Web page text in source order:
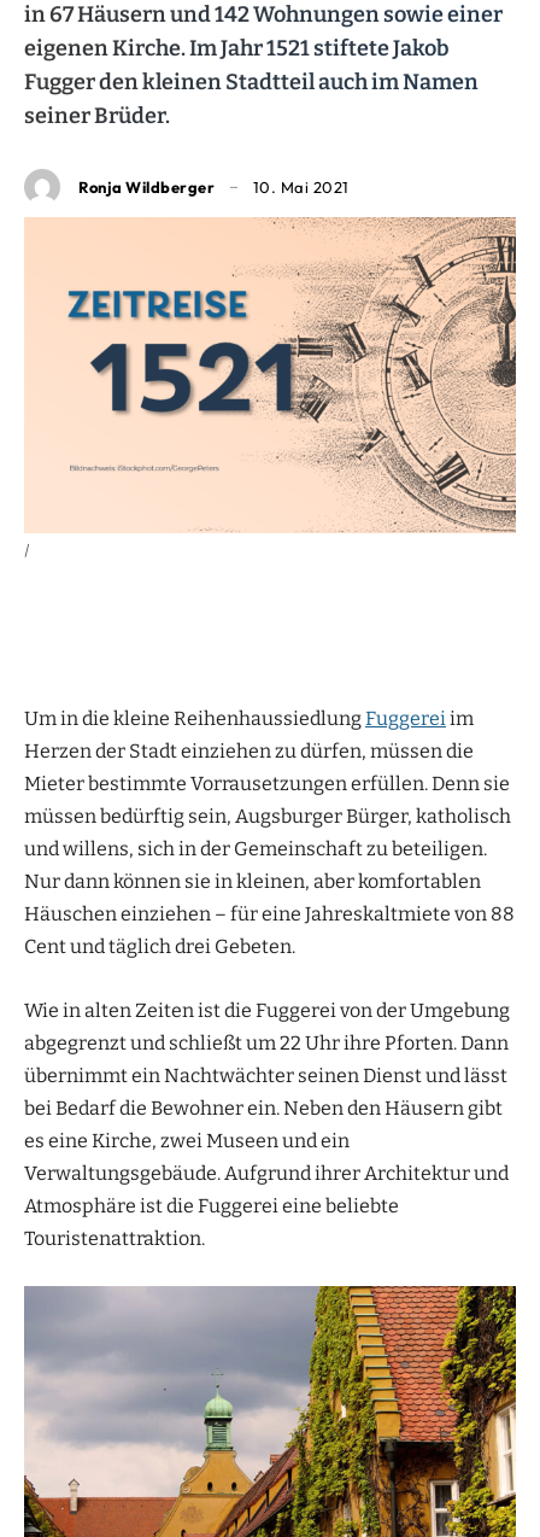
in 67 Häusern und 142 Wohnungen sowie einer
eigenen Kirche. Im Jahr 1521 stiftete Jakob
Fugger den kleinen Stadtteil auch im Namen
seiner Brüder.
Ronja Wildberger 10. Mai 2021
|
Um in die kleine ReihenhaussiedlungFuggereiim
Herzen der Stadt einziehen zu dürfen, müssen die
Mieter bestimmte Vorrausetzungen erfüllen. Denn sie
müssen bedürftig sein, Augsburger Bürger, katholisch
und willens, sich in der Gemeinschaft zu beteiligen.
Nur dann können sie in kleinen, aber komfortablen
Häuschen einziehen – für eine Jahreskaltmiete von 88
Cent und täglich drei Gebeten.
Wie in alten Zeiten ist die Fuggerei von der Umgebung
abgegrenzt und schließt um 22 Uhr ihre Pforten. Dann
übernimmt ein Nachtwächter seinen Dienst und lässt
bei Bedarf die Bewohner ein. Neben den Häusern gibt
es eine Kirche, zwei Museen und ein
Verwaltungsgebäude. Aufgrund ihrer Architektur und
Atmosphäre ist die Fuggerei eine beliebte
Touristenattraktion.